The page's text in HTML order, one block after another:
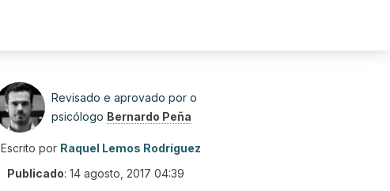
Revisado e aprovado por o
psicólogo Bernardo Peña
Escrito por Raquel Lemos Rodríguez
Publicado: 14 agosto, 2017 04:39